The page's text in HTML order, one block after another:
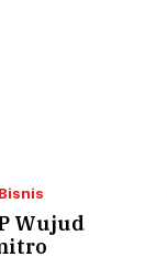
Wujud